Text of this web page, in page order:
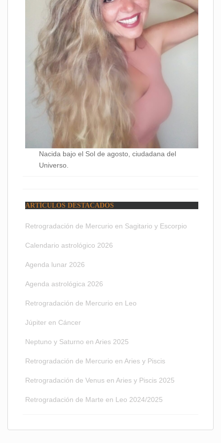
Nacida bajo el Sol de agosto, ciudadana del
Universo.
ARTÍCULOS DESTACADOS
Retrogradación de Mercurio en Sagitario y Escorpio
Calendario astrológico 2026
Agenda lunar 2026
Agenda astrológica 2026
Retrogradación de Mercurio en Leo
Júpiter en Cáncer
Neptuno y Saturno en Aries 2025
Retrogradación de Mercurio en Aries y Piscis
Retrogradación de Venus en Aries y Piscis 2025
Retrogradación de Marte en Leo 2024/2025